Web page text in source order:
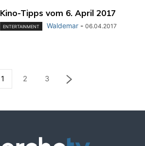
Kino-Tipps vom 6. April 2017
ENTERTAINMENT Waldemar - 06.04.2017
1 2 3